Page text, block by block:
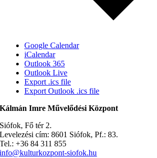
Google Calendar
iCalendar
Outlook 365
Outlook Live
Export .ics file
Export Outlook .ics file
Kálmán Imre Művelődési Központ
Siófok, Fő tér 2.
Levelezési cím: 8601 Siófok, Pf.: 83.
Tel.: +36 84 311 855
info@kulturkozpont-siofok.hu